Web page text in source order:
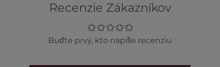
Recenzie Zákazníkov
Buďte prvý, kto napíše recenziu